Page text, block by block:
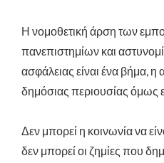
Η νομοθετική άρση των
πανεπιστημίων και
ασφάλειας είναι ένα βήμα, η
δημόσιας περιουσίας όμως
Δεν μπορεί η κοινωνία να
δεν μπορεί οι ζημίες που